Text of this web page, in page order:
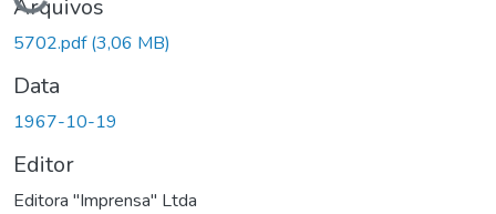
Arquivos
5702.pdf(3,06 MB)
Data
1967-10-19
Editor
Editora "Imprensa" Ltda